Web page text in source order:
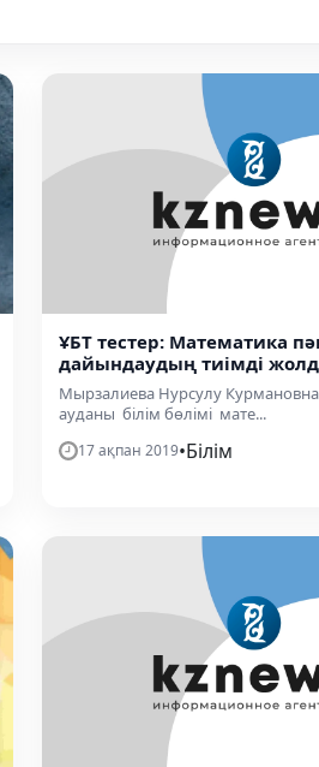
ҰБТ тестер: Математика
дайындаудың тиімді
Мырзалиева Нурсулу
ауданы білім бөлімі мате...
17 ақпан 2019•Білім